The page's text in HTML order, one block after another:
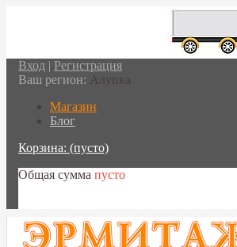
Вход | Регистрация
Ваш регион: Алупка
Магазин
Блог
Корзина: (пусто)
Общая сумма пусто